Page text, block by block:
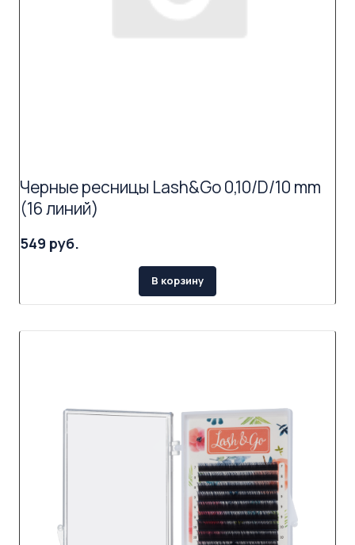
Черные ресницы Lash&Go 0,10/D/10 mm
(16 линий)
549 руб.
В корзину